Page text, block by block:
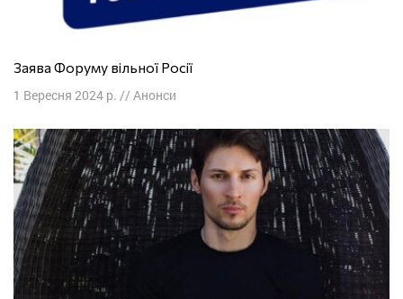
Заява Форуму вільної Росії
1 Вересня 2024 р. // Анонси